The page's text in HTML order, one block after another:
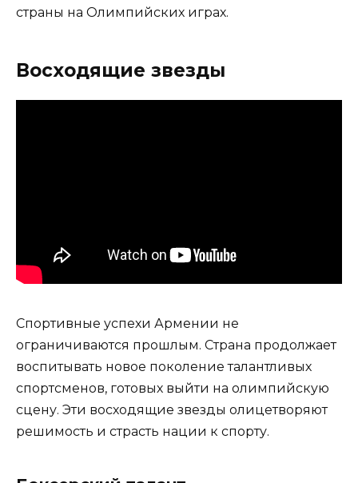
страны на Олимпийских играх.
Восходящие звезды
Спортивные успехи Армении не
ограничиваются прошлым. Страна продолжает
воспитывать новое поколение талантливых
спортсменов, готовых выйти на олимпийскую
сцену. Эти восходящие звезды олицетворяют
решимость и страсть нации к спорту.